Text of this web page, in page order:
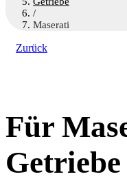
/
Maserati
Zurück
Für